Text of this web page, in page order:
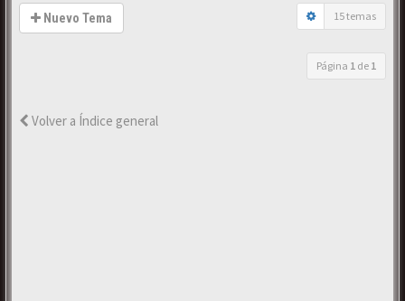
Nuevo Tema 15 temas
Página 1 de 1
Volver a Índice general